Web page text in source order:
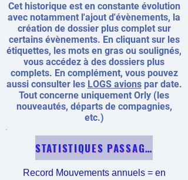
Cet historique est en constante évolution
avec notamment l'ajout d'évènements, la
création de dossier plus complet sur
certains évènements. En cliquant sur les
étiquettes, les mots en gras ou soulignés,
vous accédez à des dossiers plus
complets. En complément, vous pouvez
aussi consulter les LOGS avionspar date.
Tout concerne uniquement Orly (les
nouveautés, départs de compagnies,
etc.)
STATISTIQUES PASSAGERS /
Record Mouvements annuels = en